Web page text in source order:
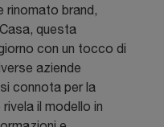
rinomato brand,
questa
con un tocco di
aziende
connota per la
il modello in